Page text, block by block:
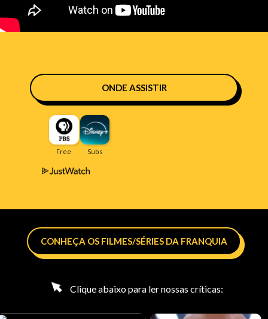
ONDE ASSISTIR
CONHEÇA OS FILMES/SÉRIES DA FRANQUIA
Clique abaixo para ler nossas críticas: